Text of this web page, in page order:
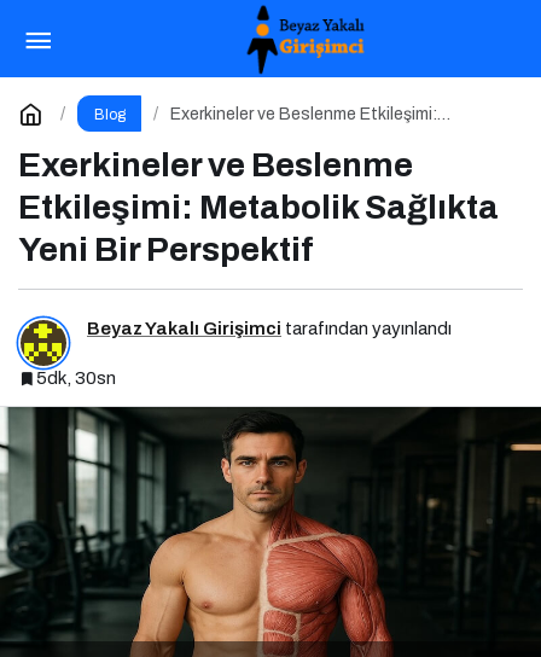
Blog
Exerkineler ve Beslenme Etkileşimi:
Exerkineler ve Beslenme
Etkileşimi: Metabolik Sağlıkta
Yeni Bir Perspektif
Beyaz Yakalı Girişimci tarafından yayınlandı
5dk, 30sn
Kalp Sağlığı için Bitkisel Steroller: Doğal Statin
EtkisiYorum Yap